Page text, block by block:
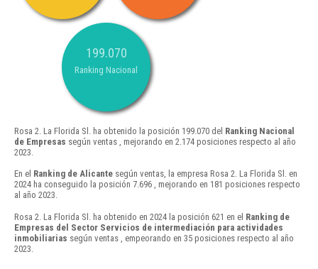
199.070
Ranking Nacional
Rosa 2. La Florida Sl. ha obtenido la posición 199.070 del Ranking Nacional
de Empresas según ventas , mejorando en 2.174 posiciones respecto al año
2023.
En el Ranking de Alicante según ventas, la empresa Rosa 2. La Florida Sl. en
2024 ha conseguido la posición 7.696 , mejorando en 181 posiciones respecto
al año 2023.
Rosa 2. La Florida Sl. ha obtenido en 2024 la posición 621 en el Ranking de
Empresas del Sector Servicios de intermediación para actividades
inmobiliarias según ventas , empeorando en 35 posiciones respecto al año
2023.